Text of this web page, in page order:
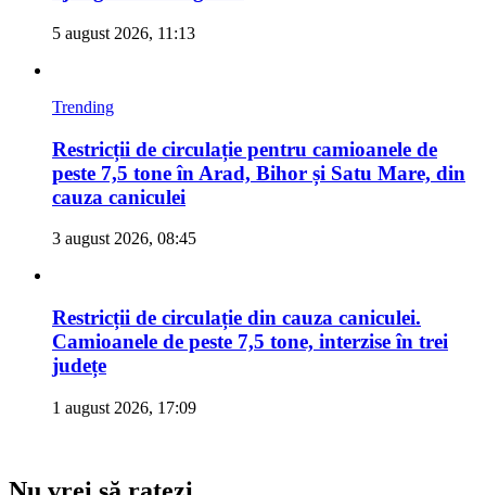
5 august 2026, 11:13
Trending
Restricții de circulație pentru camioanele de
peste 7,5 tone în Arad, Bihor și Satu Mare, din
cauza caniculei
3 august 2026, 08:45
Restricții de circulație din cauza caniculei.
Camioanele de peste 7,5 tone, interzise în trei
județe
1 august 2026, 17:09